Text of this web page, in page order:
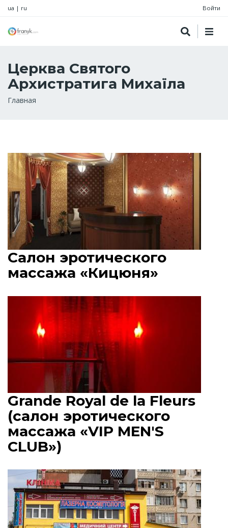
ua | ru Войти
Церква Святого
Архистратига Михаїла
Строка
Главная
Салон эротического
массажа «Кицюня»
Grande Royal de la Fleurs
(салон эротического
массажа «VIP MEN'S
CLUB»)